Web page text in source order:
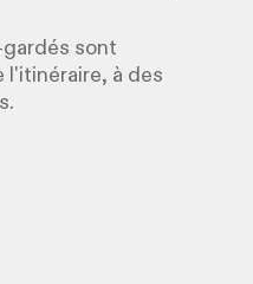
sont
l'itinéraire, à des